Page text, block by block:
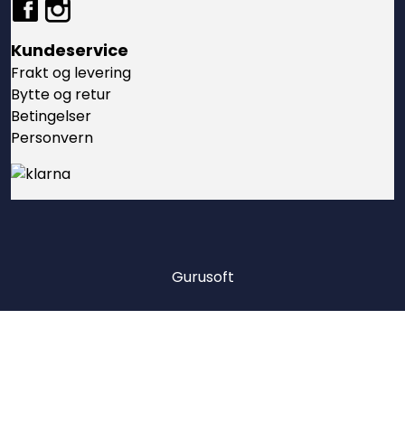
Kundeservice
Frakt og levering
Bytte og retur
Betingelser
Personvern
Gurusoft